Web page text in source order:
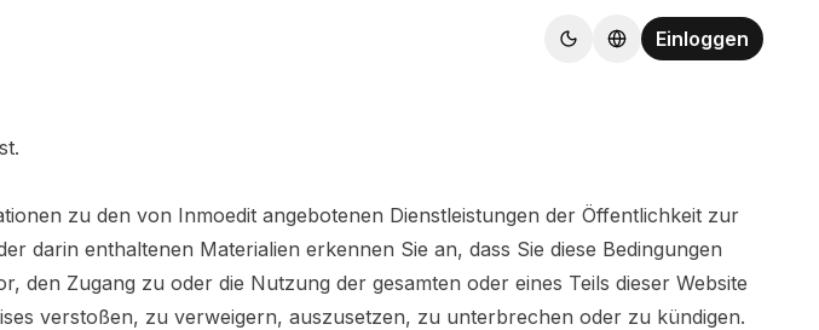
Einloggen
zu den von Inmoedit angebotenen Dienstleistungen der Öffentlichkeit zur
darin enthaltenen Materialien erkennen Sie an, dass Sie diese Bedingungen
Zugang zu oder die Nutzung der gesamten oder eines Teils dieser Website
verstoßen, zu verweigern, auszusetzen, zu unterbrechen oder zu kündigen.